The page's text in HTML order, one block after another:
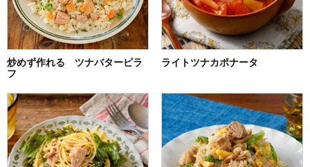
炒めず作れる ツナバターピラ
フ
ライトツナカポナータ